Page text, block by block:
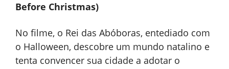
Before Christmas)
No filme, o Rei das Abóboras, entediado com
o Halloween, descobre um mundo natalino e
tenta convencer sua cidade a adotar o